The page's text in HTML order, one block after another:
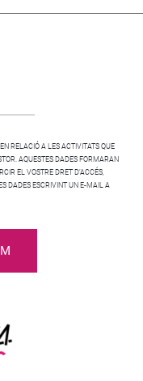
RELACIÓ A LES ACTIVITATS QUE
AQUESTES DADES FORMARAN
EL VOSTRE DRET D’ACCÉS,
DADES ESCRIVINT UN E-MAIL A